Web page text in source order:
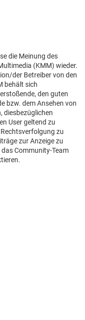
die Meinung des
(KMM) wieder.
der Betreiber von den
behält sich
den guten
bzw. dem Ansehen von
diesbezüglichen
User geltend zu
zu
zur Anzeige zu
das Community-Team